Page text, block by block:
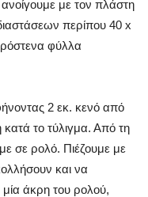
με τον πλάστη
περίπου 40 x
φύλλα
2 εκ. κενό από
κατά το τύλιγμα. Από τη
σε ρολό. Πιέζουμε με
και να
μία άκρη του ρολού,